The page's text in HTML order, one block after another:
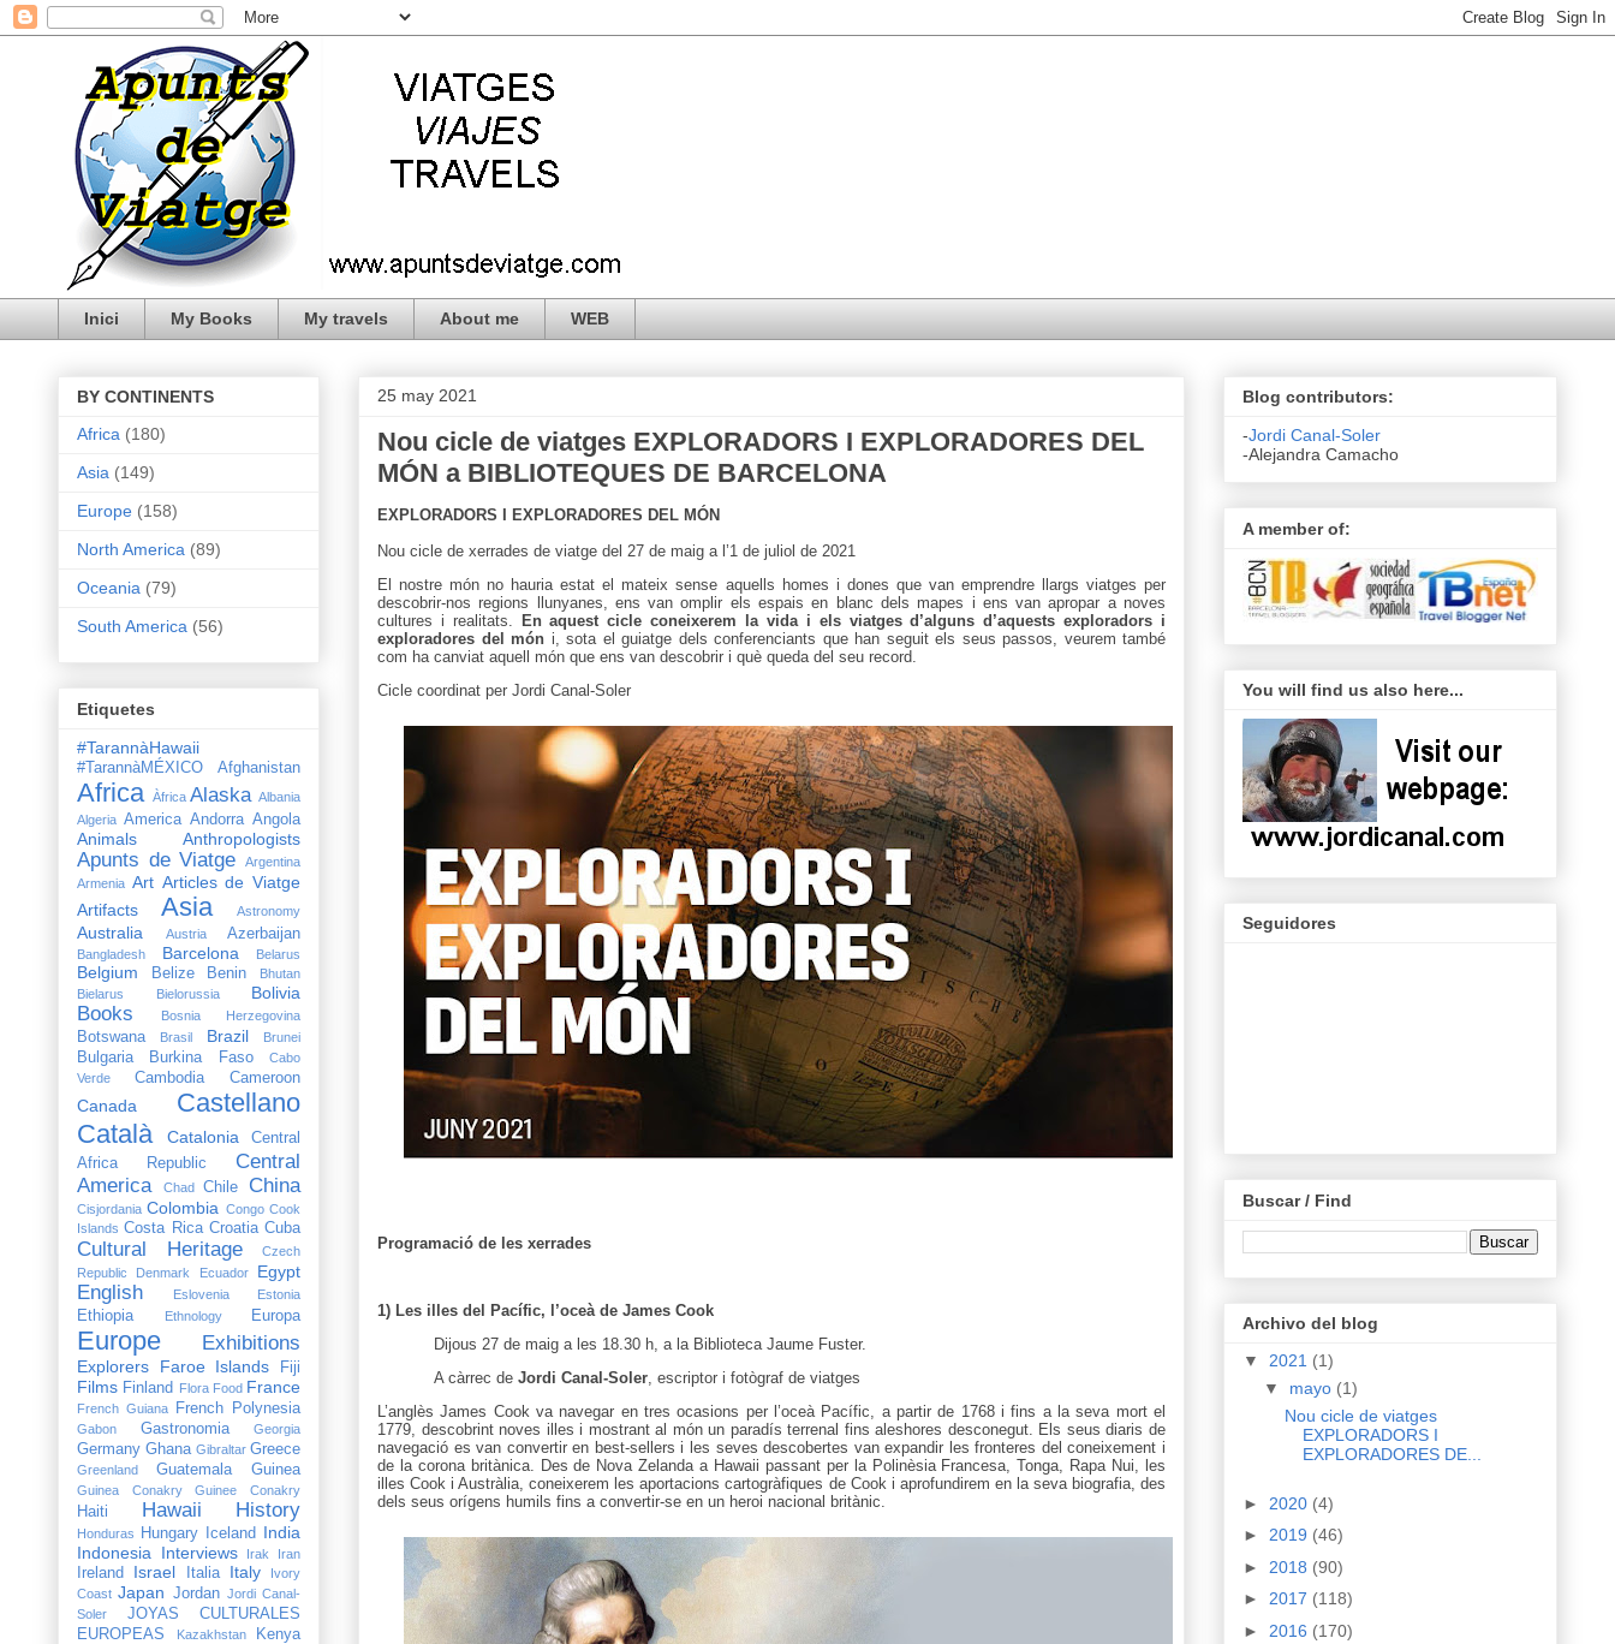
Inici My Books My travels About me WEB
25 may 2021
Nou cicle de viatges EXPLORADORS I EXPLORADORES DEL
MÓN a BIBLIOTEQUES DE BARCELONA
EXPLORADORS I EXPLORADORES DEL MÓN
Nou cicle de xerrades de viatge del 27 de maig a l’1 de juliol de 2021
El nostre món no hauria estat el mateix sense aquells homes i dones que van emprendre llargs viatges per
descobrir-nos regions llunyanes, ens van omplir els espais en blanc dels mapes i ens van apropar a noves
cultures i realitats.
En aquest cicle coneixerem la vida i els viatges d’alguns d’aquests exploradors i
exploradores del món i, sota el guiatge dels conferenciants que han seguit els seus passos, veurem també
com ha canviat aquell món que ens van descobrir i què queda del seu record.
Cicle coordinat per Jordi Canal-Soler
Programació de les xerrades
1) Les illes del Pacífic, l’oceà de James Cook
Dijous 27 de maig a les 18.30 h, a la Biblioteca Jaume Fuster.
A càrrec deJordi Canal-Soler , escriptor i fotògraf de viatges
L’anglès James Cook va navegar en tres ocasions per l’oceà Pacífic, a partir de 1768 i fins a la seva mort el
1779, descobrint noves illes i mostrant al món un paradís terrenal fins aleshores desconegut. Els seus diaris de
navegació es van convertir en best-sellers i les seves descobertes van expandir les fronteres del coneixement i
de la corona britànica. Des de Nova Zelanda a Hawaii passant per la Polinèsia Francesa, Tonga, Rapa Nui, les
illes Cook i Austràlia, coneixerem les aportacions cartogràfiques de Cook i aprofundirem en la seva biografia, des
dels seus orígens humils fins a convertir-se en un heroi nacional britànic.
BY CONTINENTS
Africa (180)
Asia (149)
Europe (158)
North America (89)
Oceania (79)
South America (56)
Etiquetes
#TarannàHawaii
#TarannàMÉXICO Afghanistan
Africa Àfrica Alaska Albania
Algeria America Andorra Angola
Animals Anthropologists
Apunts de Viatge
Argentina
Armenia Art Articles de Viatge
Artifacts
Asia Astronomy
Australia Austria Azerbaijan
Bangladesh Barcelona Belarus
Belgium Belize Benin
Bhutan
Bielarus
Bielorussia Bolivia
Books Bosnia Herzegovina
Botswana Brasil Brazil Brunei
Bulgaria Burkina Faso
Cabo
Verde
Cambodia Cameroon
Canada
Castellano
Català
Catalonia
Central
Africa Republic
Central
America
Chad Chile China
Cisjordania Colombia Congo Cook
Islands Costa Rica Croatia Cuba
Cultural Heritage
Czech
Republic
Denmark Ecuador Egypt
English Eslovenia Estonia
Ethiopia Ethnology Europa
Europe Exhibitions
Explorers Faroe Islands Fiji
Films Finland Flora Food France
French Guiana French Polynesia
Gabon Gastronomia Georgia
Germany Ghana Gibraltar Greece
Greenland Guatemala Guinea
Guinea Conakry Guinee Conakry
Haiti Hawaii History
Honduras Hungary Iceland India
Indonesia
Interviews Irak Iran
Ireland Israel Italia Italy
Ivory
Coast Japan Jordan Jordi Canal-
Soler
JOYAS CULTURALES
EUROPEAS
Kazakhstan Kenya
Blog contributors:
-Jordi Canal-Soler
-Alejandra Camacho
A member of:
You will find us also here...
Seguidores
Buscar / Find
Archivo del blog
▼ 2021 (1)
▼ mayo (1)
Nou cicle de viatges
EXPLORADORS I
EXPLORADORES DE...
► 2020 (4)
► 2019 (46)
► 2018 (90)
► 2017 (118)
► 2016 (170)